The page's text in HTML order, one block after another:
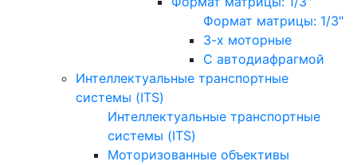
Формат матрицы: 1/3"
3-х моторные
С автодиафрагмой
Интеллектуальные транспортные
системы (ITS)
Интеллектуальные транспортные
системы (ITS)
Моторизованные объективы